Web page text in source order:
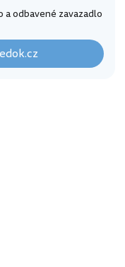
a odbavené zavazadlo